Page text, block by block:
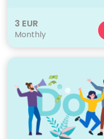
3 EUR
Monthly